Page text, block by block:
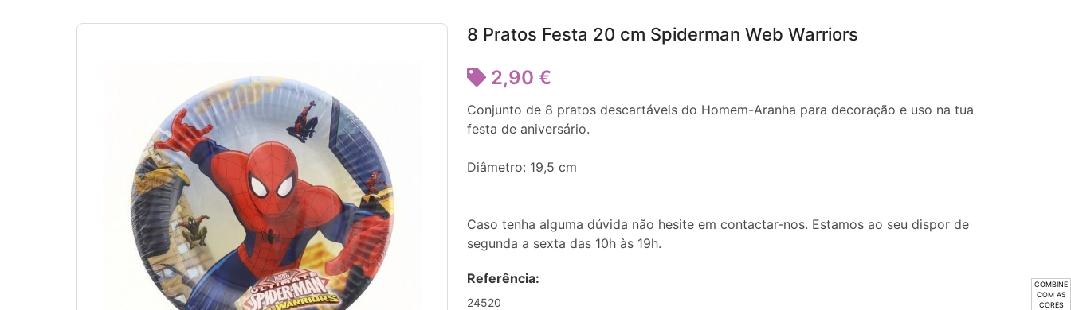
COMBINE
COM AS
CORES
8 Pratos Festa 20 cm Spiderman Web Warriors
2,90 €
Conjunto de 8 pratos descartáveis do Homem-Aranha para decoração e uso na tua
festa de aniversário.
Diâmetro: 19,5 cm
Caso tenha alguma dúvida não hesite em contactar-nos. Estamos ao seu dispor de
segunda a sexta das 10h às 19h.
Referência:
24520